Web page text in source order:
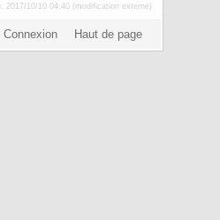
2017/10/10 04:40 (modification externe)